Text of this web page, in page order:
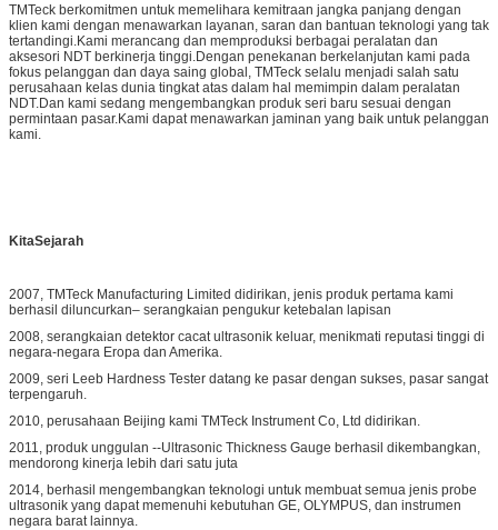
TMTeck berkomitmen untuk memelihara kemitraan jangka panjang dengan
klien kami dengan menawarkan layanan, saran dan bantuan teknologi yang tak
tertandingi.Kami merancang dan memproduksi berbagai peralatan dan
aksesori NDT berkinerja tinggi.Dengan penekanan berkelanjutan kami pada
fokus pelanggan dan daya saing global, TMTeck selalu menjadi salah satu
perusahaan kelas dunia tingkat atas dalam hal memimpin dalam peralatan
NDT.Dan kami sedang mengembangkan produk seri baru sesuai dengan
permintaan pasar.Kami dapat menawarkan jaminan yang baik untuk pelanggan
kami.
KitaSejarah
2007, TMTeck Manufacturing Limited didirikan, jenis produk pertama kami
berhasil diluncurkan– serangkaian pengukur ketebalan lapisan
2008, serangkaian detektor cacat ultrasonik keluar, menikmati reputasi tinggi di
negara-negara Eropa dan Amerika.
2009, seri Leeb Hardness Tester datang ke pasar dengan sukses, pasar sangat
terpengaruh.
2010, perusahaan Beijing kami TMTeck Instrument Co, Ltd didirikan.
2011, produk unggulan --Ultrasonic Thickness Gauge berhasil dikembangkan,
mendorong kinerja lebih dari satu juta
2014, berhasil mengembangkan teknologi untuk membuat semua jenis probe
ultrasonik yang dapat memenuhi kebutuhan GE, OLYMPUS, dan instrumen
negara barat lainnya.